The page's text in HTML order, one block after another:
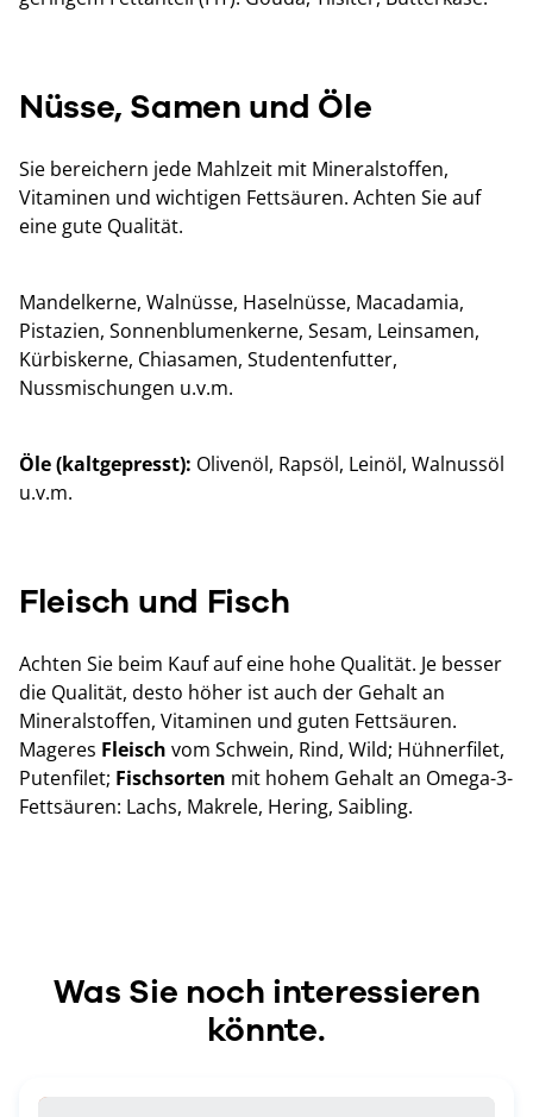
Nüsse, Samen und Öle
Sie bereichern jede Mahlzeit mit Mineralstoffen,
Vitaminen und wichtigen Fettsäuren. Achten Sie auf
eine gute Qualität.
Mandelkerne, Walnüsse, Haselnüsse, Macadamia,
Pistazien, Sonnenblumenkerne, Sesam, Leinsamen,
Kürbiskerne, Chiasamen, Studentenfutter,
Nussmischungen u.v.m.
Öle (kaltgepresst): Olivenöl, Rapsöl, Leinöl, Walnussöl
u.v.m.
Fleisch und Fisch
Achten Sie beim Kauf auf eine hohe Qualität. Je besser
die Qualität, desto höher ist auch der Gehalt an
Mineralstoffen, Vitaminen und guten Fettsäuren.
Mageres Fleisch vom Schwein, Rind, Wild; Hühnerfilet,
Putenfilet; Fischsorten mit hohem Gehalt an Omega-3-
Fettsäuren: Lachs, Makrele, Hering, Saibling.
Was Sie noch interessieren
könnte.